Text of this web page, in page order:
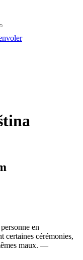
en
certaines cérémonies,
maux. —